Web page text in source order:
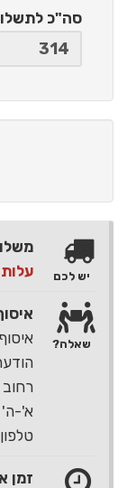
סה"כ
עלות
רחוב ההגנה
א'-ה' 17:30 - 8:30
טלפון
זמן
יש לכם
שאלה?